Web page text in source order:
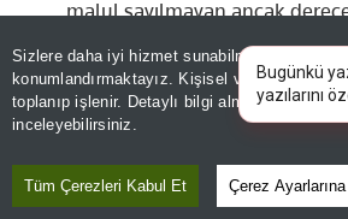
Sizlere daha iyi hizmet sunabilmek adına
konumlandırmaktayız. Kişisel verileriniz,
toplanıp işlenir. Detaylı bilgi almak için
inceleyebilirsiniz.
Tüm Çerezleri Kabul Et Çerez
malul sayılmayan ancak
artırıyoruz.
Erbaş ve erler, güvenlik
öğrenciler ve terör
olmak üzere vatanımız için
eden gazilerimizin aylıklarını
|